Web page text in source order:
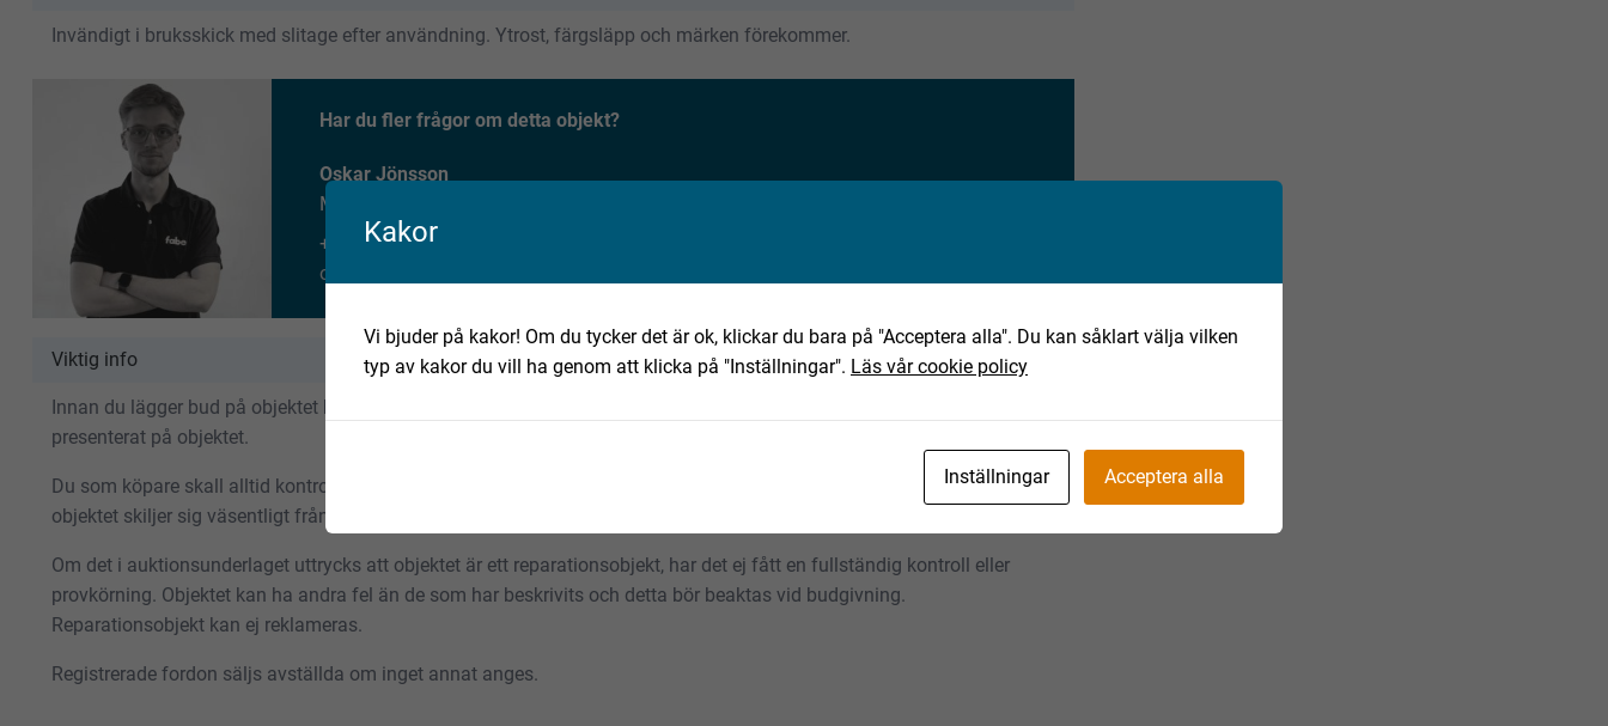
Invändigt i bruksskick med slitage efter användning. Ytrost, färgsläpp och märken förekommer.
Har du fler frågor om detta objekt?
Oskar Jönsson
Maskinmäklare
+46 70 697 71 73
oskar.jonsson@fabeo.se
Viktig info
Innan du lägger bud på objektet bör du göra en egen granskning av det text-, bild- och filmmaterial som finns
presenterat på objektet.
Du som köpare skall alltid kontrollera objektet vid avhämtning. Eventuella anmärkningar härefter beaktas inte. Om
objektet skiljer sig väsentligt från objektsbeskrivningen skall Fabeo kontaktas innan objektet transporteras.
Om det i auktionsunderlaget uttrycks att objektet är ett reparationsobjekt, har det ej fått en fullständig kontroll eller
provkörning. Objektet kan ha andra fel än de som har beskrivits och detta bör beaktas vid budgivning.
Reparationsobjekt kan ej reklameras.
Registrerade fordon säljs avställda om inget annat anges.
Kakor
Vi bjuder på kakor! Om du tycker det är ok, klickar du bara på "Acceptera alla". Du kan såklart välja vilken
typ av kakor du vill ha genom att klicka på "Inställningar". Läs vår cookie policy
Inställningar Acceptera alla